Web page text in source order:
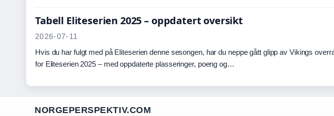
Tabell Eliteserien 2025 – oppdatert oversikt
2026-07-11
Hvis du har fulgt med på Eliteserien denne sesongen, har du neppe gått glipp av Vikings
for Eliteserien 2025 – med oppdaterte plasseringer, poeng og…
NORGEPERSPEKTIV.COM